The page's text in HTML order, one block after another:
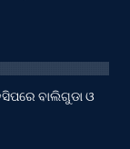
ବାଲିଗୁଡା ଓ